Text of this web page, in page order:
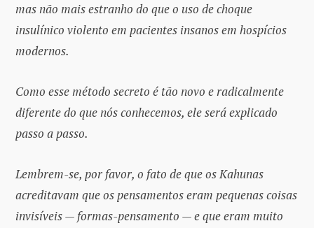
mas não mais estranho do que o uso de choque
insulínico violento em pacientes insanos em hospícios
modernos.
Como esse método secreto é tão novo e radicalmente
diferente do que nós conhecemos, ele será explicado
passo a passo.
Lembrem-se, por favor, o fato de que os Kahunas
acreditavam que os pensamentos eram pequenas coisas
invisíveis — formas-pensamento — e que eram muito